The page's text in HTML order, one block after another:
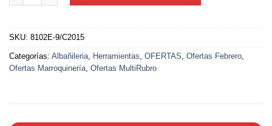
SKU: 8102E-9/C2015
Categorías: Albañileria Herramientas OFERTAS Ofertas Febrero
Ofertas Marroquinería Ofertas MultiRubro